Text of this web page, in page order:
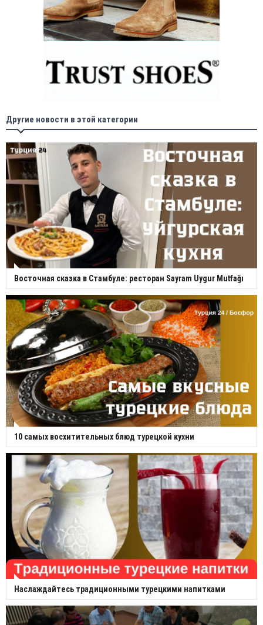
Другие новости в этой категории
Восточная сказка в Стамбуле: ресторан Sayram Uygur Mutfağı
10 самых восхитительных блюд турецкой кухни
Наслаждайтесь традиционными турецкими напитками